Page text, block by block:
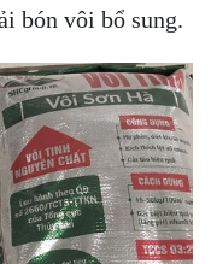
bón vôi bổ sung.